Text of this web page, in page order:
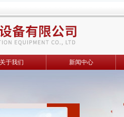
关于我们 新闻中心